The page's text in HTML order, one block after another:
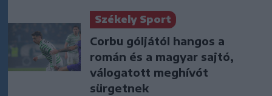
Székely Sport
Corbu góljától hangos a
román és a magyar sajtó,
válogatott meghívót
sürgetnek